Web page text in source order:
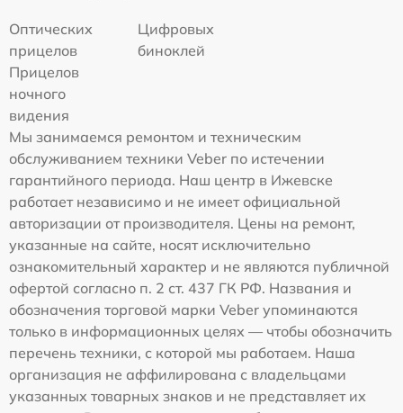
Оптических
прицелов
Цифровых
биноклей
Прицелов
ночного
видения
Мы занимаемся ремонтом и техническим
обслуживанием техники Veber по истечении
гарантийного периода. Наш центр в Ижевске
работает независимо и не имеет официальной
авторизации от производителя. Цены на ремонт,
указанные на сайте, носят исключительно
ознакомительный характер и не являются публичной
офертой согласно п. 2 ст. 437 ГК РФ. Названия и
обозначения торговой марки Veber упоминаются
только в информационных целях — чтобы обозначить
перечень техники, с которой мы работаем. Наша
организация не аффилирована с владельцами
указанных товарных знаков и не представляет их